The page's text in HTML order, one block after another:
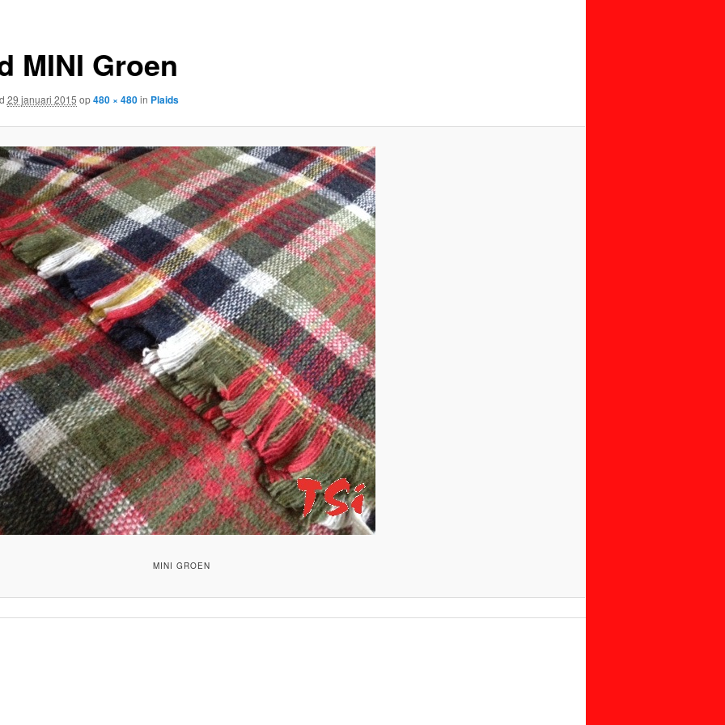
MINI Groen
29 januari 2015 op480 × 480in Plaids
MINI GROEN